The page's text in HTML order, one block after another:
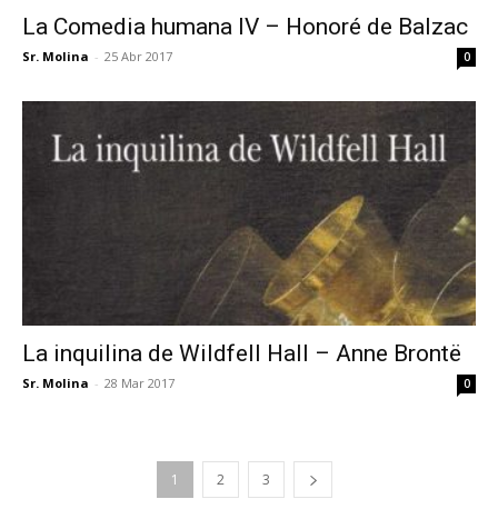
La Comedia humana IV – Honoré de Balzac
Sr. Molina - 25 Abr 2017 0
La inquilina de Wildfell Hall – Anne Brontë
Sr. Molina - 28 Mar 2017 0
1 2 3